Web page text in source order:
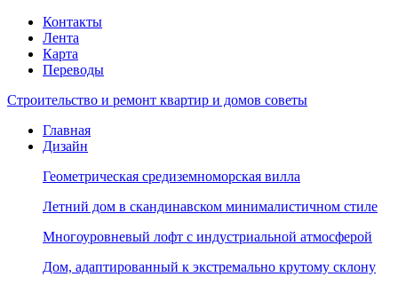
Контакты
Лента
Карта
Переводы
Строительство и ремонт квартир и домов советы
Главная
Дизайн
Геометрическая средиземноморская вилла
Летний дом в скандинавском минималистичном стиле
Многоуровневый лофт с индустриальной атмосферой
Дом, адаптированный к экстремально крутому склону